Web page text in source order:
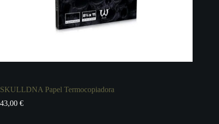
SKULLDNA Papel Termocopiadora
43,00 €